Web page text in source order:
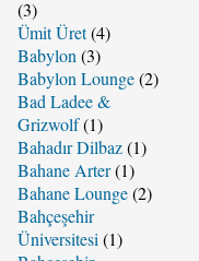
(3)
Ümit Üret(4)
Babylon (3)
Babylon Lounge(2)
Bad Ladee &
Grizwolf(1)
Bahadır Dilbaz(1)
Bahane Arter(1)
Bahane Lounge(2)
Bahçeşehir
Üniversitesi (1)